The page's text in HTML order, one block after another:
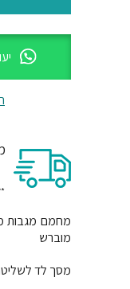
מוברש
מסך לד